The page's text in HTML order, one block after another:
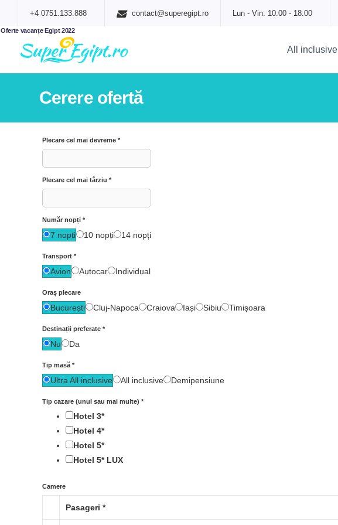
+4 0751.133.888 contact@superegipt.ro Lun - Vin: 10:00 - 18:00
Oferte vacanțe Egipt 2022
All inclusive
Cerere ofertă
Plecare cel mai devreme *
Plecare cel mai târziu *
Număr nopți *
7 nopți 10 nopți 14 nopți
Transport *
Avion Autocar Individual
Oraș plecare
București Cluj-Napoca Craiova Iași Sibiu Timișoara
Destinații preferate *
Nu Da
Tip masă *
Ultra All inclusive All inclusive Demipensiune
Tip cazare (unul sau mai multe) *
Hotel 3*
Hotel 4*
Hotel 5*
Hotel 5* LUX
Camere
Pasageri *